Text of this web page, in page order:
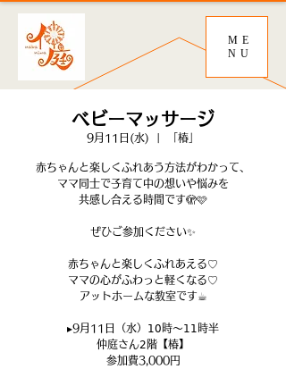
ME
NU
ベビーマッサージ
9月11日(水) 「椿」
赤ちゃんと楽しくふれあう方法がわかって、
ママ同士で子育て中の想いや悩みを
共感し合える時間です🫣🩷
ぜひご参加ください✨
赤ちゃんと楽しくふれあえる♡
ママの心がふわっと軽くなる♡
アットホームな教室です☕︎
▸9月11日（水）𝟣𝟢時〜𝟣𝟣時半
仲庭さん𝟤階【椿】
参加費3,000円